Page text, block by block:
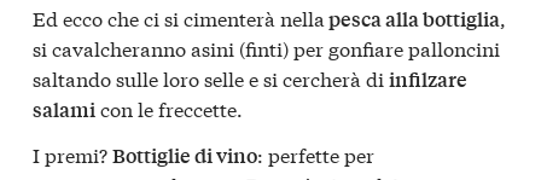
Ed ecco che ci si cimenterà nella pesca alla bottiglia,
si cavalcheranno asini (finti) per gonfiare palloncini
saltando sulle loro selle e si cercherà di infilzare
salamicon le freccette.
I premi?Bottiglie di vino: perfette per